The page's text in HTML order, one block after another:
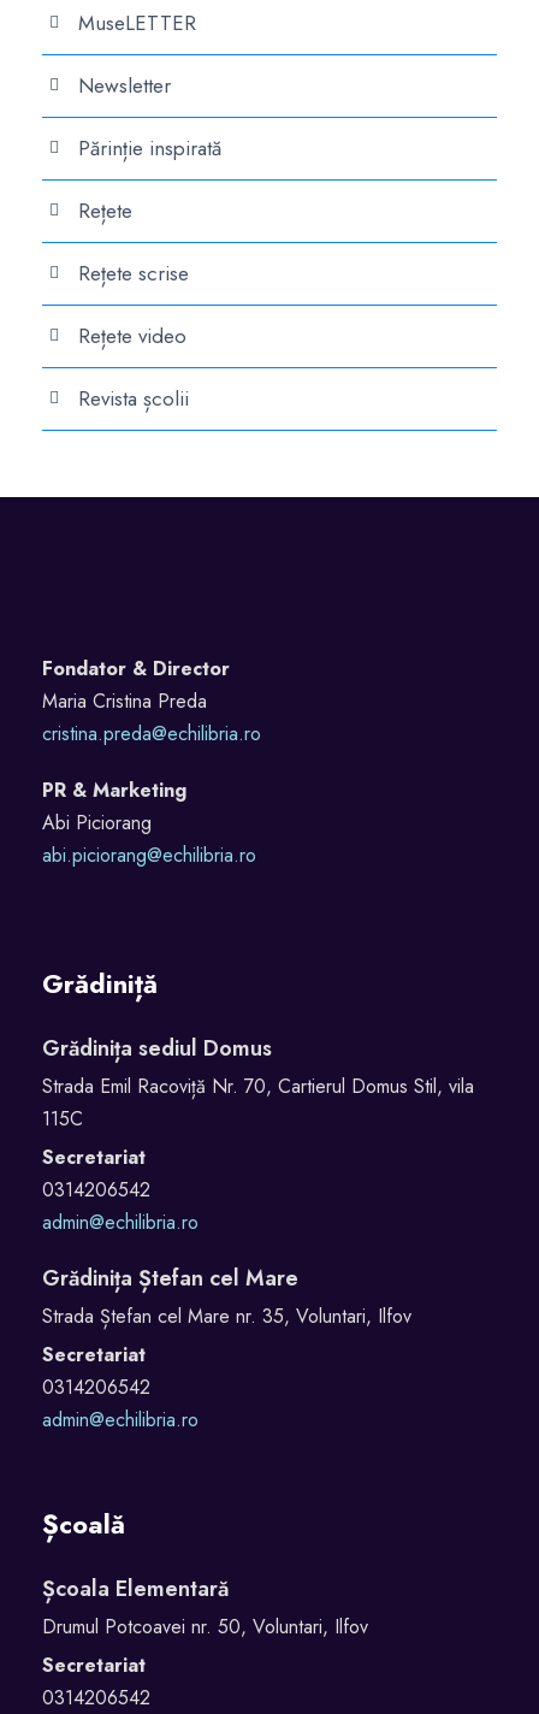
MuseLETTER
Newsletter
Părinție inspirată
Rețete
Rețete scrise
Rețete video
Revista școlii
Fondator & Director
Maria Cristina Preda
cristina.preda@echilibria.ro
PR & Marketing
Abi Piciorang
abi.piciorang@echilibria.ro
Grădiniță
Grădinița sediul Domus
Strada Emil Racoviță Nr. 70, Cartierul Domus Stil, vila
115C
Secretariat
0314206542
admin@echilibria.ro
Grădinița Ștefan cel Mare
Strada Ștefan cel Mare nr. 35, Voluntari, Ilfov
Secretariat
0314206542
admin@echilibria.ro
Școală
Școala Elementară
Drumul Potcoavei nr. 50, Voluntari, Ilfov
Secretariat
0314206542